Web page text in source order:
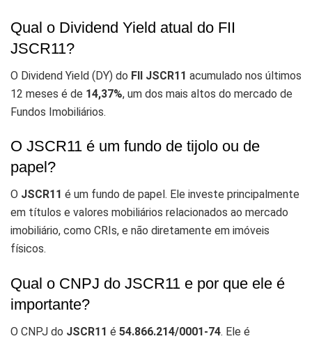
Qual o Dividend Yield atual do FII
JSCR11?
O Dividend Yield (DY) do FII JSCR11 acumulado nos últimos
12 meses é de 14,37%, um dos mais altos do mercado de
Fundos Imobiliários.
O JSCR11 é um fundo de tijolo ou de
papel?
O JSCR11 é um fundo de papel. Ele investe principalmente
em títulos e valores mobiliários relacionados ao mercado
imobiliário, como CRIs, e não diretamente em imóveis
físicos.
Qual o CNPJ do JSCR11 e por que ele é
importante?
O CNPJ do JSCR11 é 54.866.214/0001-74. Ele é